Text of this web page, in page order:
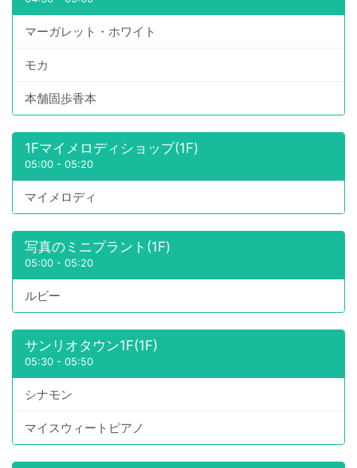
マーガレット・ホワイト
モカ
本舗固歩香本
1Fマイメロディショップ(1F)
05:00 - 05:20
マイメロディ
写真のミニプラント(1F)
05:00 - 05:20
ルビー
サンリオタウン1F(1F)
05:30 - 05:50
シナモン
マイスウィートピアノ